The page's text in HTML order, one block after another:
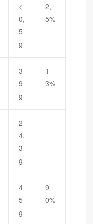
<
0,
5
g
2,
5%
3
9
g
1
3%
2
4,
3
g
4
5
g
9
0%